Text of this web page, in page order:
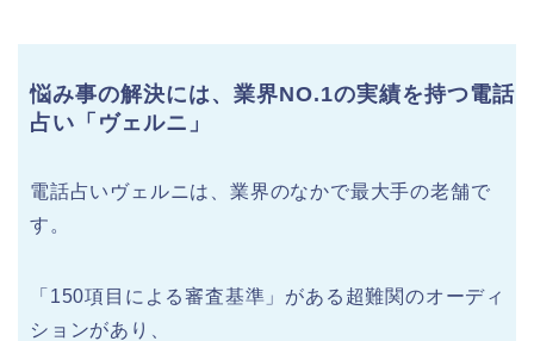
悩み事の解決には、業界NO.1の実績を持つ電話
占い「ヴェルニ」
電話占いヴェルニは、業界のなかで最大手の老舗で
す。
「150項目による審査基準」がある超難関のオーディ
ションがあり、